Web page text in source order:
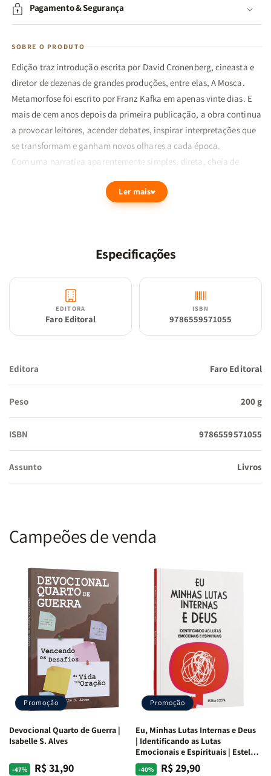
Pagamento & Segurança
SOBRE O PRODUTO
Edição traz introdução escrita por David Cronenberg, cineasta e
diretor de dezenas de grandes produções, entre elas, A Mosca.
Metamorfose foi escrito por Franz Kafka em apenas vinte dias. E
mais de cem anos depois da primeira publicação, a obra continua
a provocar leitores, acender debates, inspirar interpretações que
se transformam e ganham novos olhares a cada época.
Com uma narrativa aparentemente simples, direta, cheia de
do olhar do homem que virou inseto e de como o mundo ao seu
redor reage tão naturalmente a ele, a história traz temas tão
Ler mais
Especificações
EDITORA
Faro Editoral
ISBN
9786559571055
Editora Faro Editoral
Peso 200 g
ISBN 9786559571055
Assunto Livros
Campeões de venda
Promoção
Devocional Quarto de Guerra |
Isabelle S. Alves
-47%
Preço
PreçoR$ 31,90
Promoção
Eu, Minhas Lutas Internas e Deus
| Identificando as Lutas
Emocionais e Espirituais | Estela
Costa
-40%
Preço
PreçoR$ 29,90